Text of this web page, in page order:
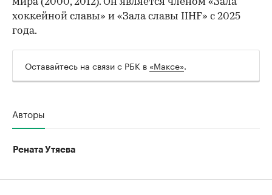
мира (2000, 2012). Он является членом «Зала
хоккейной славы» и «Зала славы IIHF» с 2025
года.
Оставайтесь на связи с РБК в «Максе».
Авторы
Рената Утяева